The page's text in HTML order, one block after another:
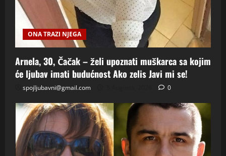
ONA TRAZI NJEGA
Arnela, 30, Čačak – želi upoznati muškarca sa kojim
će ljubav imati budućnost Ako zelis Javi mi se!
spojljubavni@gmail.com 0